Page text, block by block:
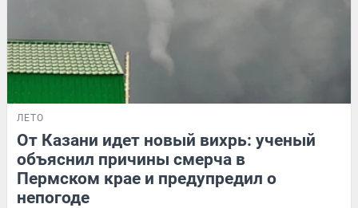
ЛЕТО
От Казани идет новый вихрь: ученый
объяснил причины смерча в
Пермском крае и предупредил о
непогоде